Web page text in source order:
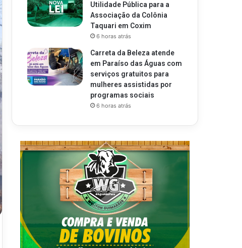
Utilidade Pública para a
Associação da Colônia
Taquari em Coxim
6 horas atrás
Carreta da Beleza atende
em Paraíso das Águas com
serviços gratuitos para
mulheres assistidas por
programas sociais
6 horas atrás